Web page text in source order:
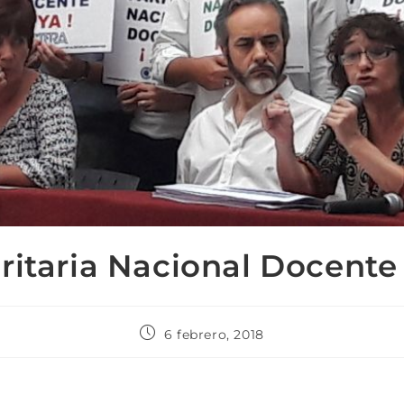
Nacional Docente
6 febrero, 2018